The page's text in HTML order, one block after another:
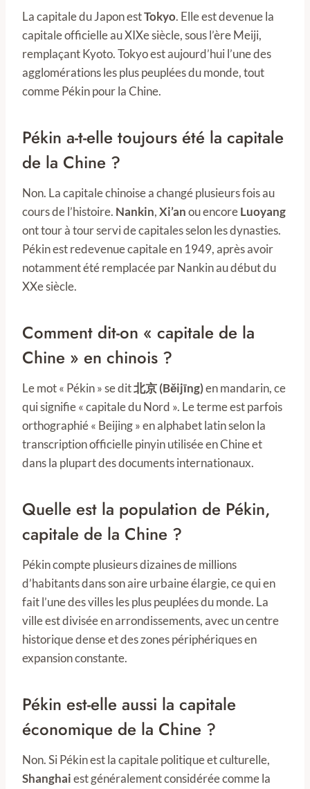
La capitale du Japon estTokyo. Elle est devenue la
capitale officielle au XIXe siècle, sous l’ère Meiji,
remplaçant Kyoto. Tokyo est aujourd’hui l’une des
agglomérations les plus peuplées du monde, tout
comme Pékin pour la Chine.
Pékin a-t-elle toujours été la capitale
de la Chine ?
Non. La capitale chinoise a changé plusieurs fois au
cours de l’histoire. Nankin,Xi’anou encoreLuoyang
ont tour à tour servi de capitales selon les dynasties.
Pékin est redevenue capitale en 1949, après avoir
notamment été remplacée par Nankin au début du
XXe siècle.
Comment dit-on « capitale de la
Chine » en chinois ?
Le mot « Pékin » se dit北京 (Běijīng)en mandarin, ce
qui signifie « capitale du Nord ». Le terme est parfois
orthographié « Beijing » en alphabet latin selon la
transcription officielle pinyin utilisée en Chine et
dans la plupart des documents internationaux.
Quelle est la population de Pékin,
capitale de la Chine ?
Pékin compte plusieurs dizaines de millions
d’habitants dans son aire urbaine élargie, ce qui en
fait l’une des villes les plus peuplées du monde. La
ville est divisée en arrondissements, avec un centre
historique dense et des zones périphériques en
expansion constante.
Pékin est-elle aussi la capitale
économique de la Chine ?
Non. Si Pékin est la capitale politique et culturelle,
Shanghaiest généralement considérée comme la